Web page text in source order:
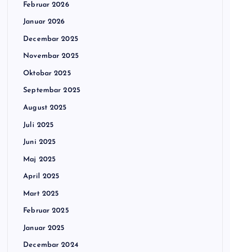
Februar 2026
Januar 2026
Decembar 2025
Novembar 2025
Oktobar 2025
Septembar 2025
August 2025
Juli 2025
Juni 2025
Maj 2025
April 2025
Mart 2025
Februar 2025
Januar 2025
Decembar 2024